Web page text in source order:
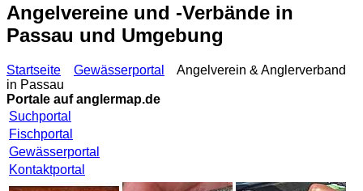
Angelvereine und -Verbände in
Passau und Umgebung
Startseite Gewässerportal
Angelverein & Anglerverband
in Passau
Portale aufanglermap.de
Suchportal
Fischportal
Gewässerportal
Kontaktportal